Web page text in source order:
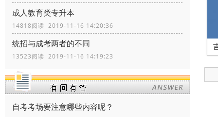
成人教育类专升本
14818阅读 2019-11-16 14:20:36
统招与成考两者的不同
13523阅读 2019-11-16 14:19:23
自考考场要注意哪些内容呢？